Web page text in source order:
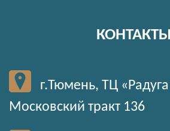
КОНТАКТЫ
г.Тюмень, ТЦ
Московский тракт 136